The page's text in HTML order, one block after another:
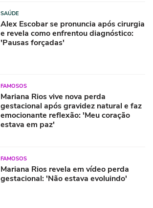
SAÚDE
Alex Escobar se pronuncia após cirurgia
e revela como enfrentou diagnóstico:
'Pausas forçadas'
FAMOSOS
Mariana Rios vive nova perda
gestacional após gravidez natural e faz
emocionante reflexão: 'Meu coração
estava em paz'
FAMOSOS
Mariana Rios revela em vídeo perda
gestacional: 'Não estava evoluindo'